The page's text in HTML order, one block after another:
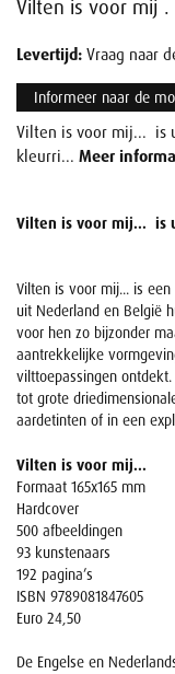
Vilten is voor mij .
Levertijd: Vraag naar
Informeer naar de
Vilten is voor mij... is
kleurri... Meer
Vilten is voor mij... is
Vilten is voor mij... is
uit Nederland en België
voor hen zo bijzonder
aantrekkelijke
vilttoepassingen
tot grote
aardetinten of in een
Vilten is voor mij...
Formaat 165x165 mm
Hardcover
500 afbeeldingen
93 kunstenaars
192 pagina’s
ISBN 9789081847605
Euro 24,50
De Engelse en